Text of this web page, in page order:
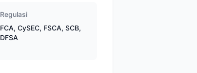
Regulasi
FCA, CySEC, FSCA, SCB,
DFSA